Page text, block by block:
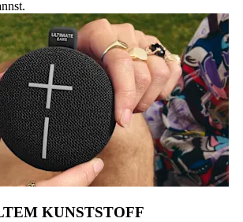
KUNSTSTOFF